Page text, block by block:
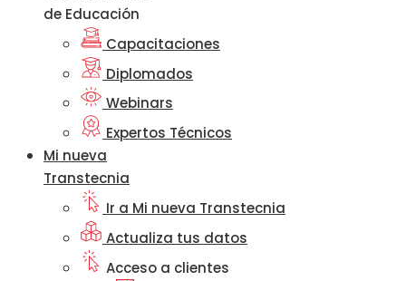
de Educación
Capacitaciones
Diplomados
Webinars
Expertos Técnicos
Mi nueva
Transtecnia
Ir a Mi nueva Transtecnia
Actualiza tus datos
Acceso a clientes